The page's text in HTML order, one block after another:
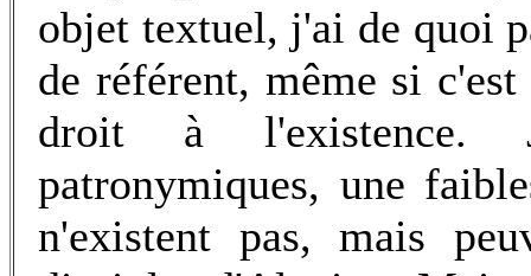
objet textuel, j'ai de quoi
de référent, même si
droit à l'existence.
patronymiques, une
n'existent pas, mais